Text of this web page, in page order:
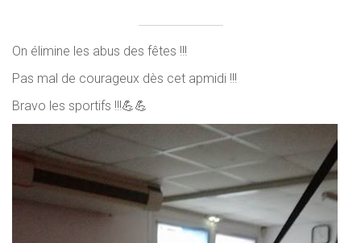
On élimine les abus des fêtes !!!
Pas mal de courageux dès cet apmidi !!!
Bravo les sportifs !!!💪💪